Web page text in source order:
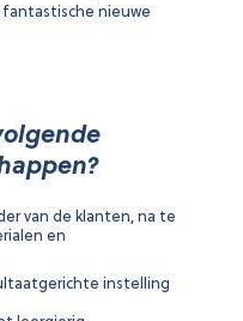
nieuwe
van de klanten, na te
en
instelling